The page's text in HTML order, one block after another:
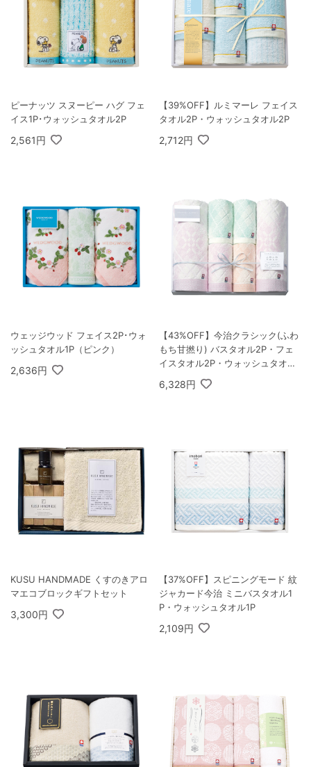
ピーナッツ スヌーピー ハグ フェ
イス1P･ウォッシュタオル2P
2,561円
【39%OFF】ルミマーレ フェイス
タオル2P・ウォッシュタオル2P
2,712円
ウェッジウッド フェイス2P･ウォ
ッシュタオル1P（ピンク）
2,636円
【43%OFF】今治クラシック(ふわ
もち甘撚り) バスタオル2P・フェ
イスタオル2P・ウォッシュタオル
6,328円
KUSU HANDMADE くすのきアロ
マエコブロックギフトセット
3,300円
【37%OFF】スピニングモード 紋
ジャカード今治 ミニバスタオル1
P・ウォッシュタオル1P
2,109円